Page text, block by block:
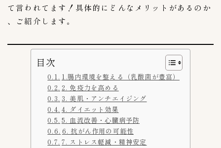
１００〜１９９円 6
１０００〜１９９９円
２０００〜２９９９円 2
３００〜３９９円
３０００〜３９９９円 2
４００〜４９９円
５００〜５９９円 2
６００〜６９９円 1
７００〜７９９円 6
て言われてます！具体的にどんなメリットがあるのか​​
、ご紹介します。
目次
1.腸内環境を整える（乳酸菌が豊富）
2. 免疫力を高める
3. 美肌・アンチエイジング
4. ダイエット効果
5. 血流改善・心臓病予防
6. 抗がん作用の可能性
7. ストレス軽減・精神安定